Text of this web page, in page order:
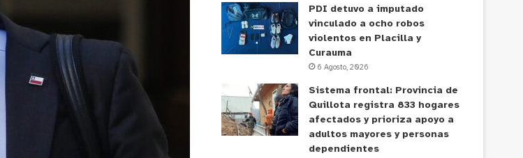
PDI detuvo a imputado
vinculado a ocho robos
violentos en Placilla y
Curauma
6 Agosto, 2026
Sistema frontal: Provincia de
Quillota registra 833 hogares
afectados y prioriza apoyo a
adultos mayores y personas
dependientes